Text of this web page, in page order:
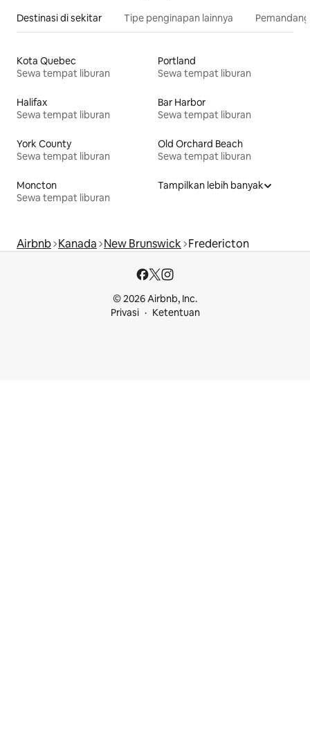
Destinasi di sekitar Tipe penginapan lainnya
Kota Quebec
Sewa tempat liburan
Portland
Sewa tempat liburan
Halifax
Sewa tempat liburan
Bar Harbor
Sewa tempat liburan
York County
Sewa tempat liburan
Old Orchard Beach
Sewa tempat liburan
Moncton
Sewa tempat liburan
Tampilkan lebih banyak
Airbnb Kanada New Brunswick Fredericton
© 2026 Airbnb, Inc.
Privasi
Ketentuan